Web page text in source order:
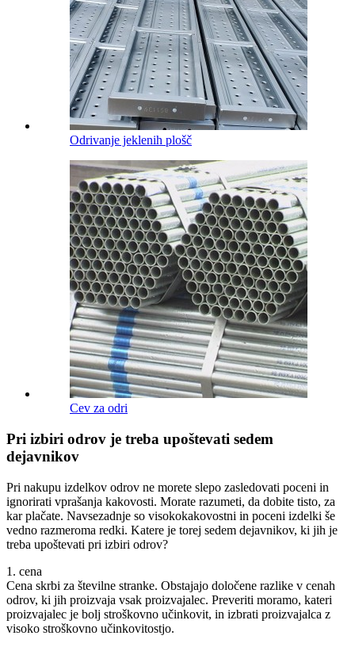
Odrivanje jeklenih plošč
Cev za odri
Pri izbiri odrov je treba upoštevati sedem
dejavnikov
Pri nakupu izdelkov odrov ne morete slepo zasledovati poceni in
ignorirati vprašanja kakovosti. Morate razumeti, da dobite tisto, za
kar plačate. Navsezadnje so visokokakovostni in poceni izdelki še
vedno razmeroma redki. Katere je torej sedem dejavnikov, ki jih je
treba upoštevati pri izbiri odrov?
1. cena
Cena skrbi za številne stranke. Obstajajo določene razlike v cenah
odrov, ki jih proizvaja vsak proizvajalec. Preveriti moramo, kateri
proizvajalec je bolj stroškovno učinkovit, in izbrati proizvajalca z
visoko stroškovno učinkovitostjo.